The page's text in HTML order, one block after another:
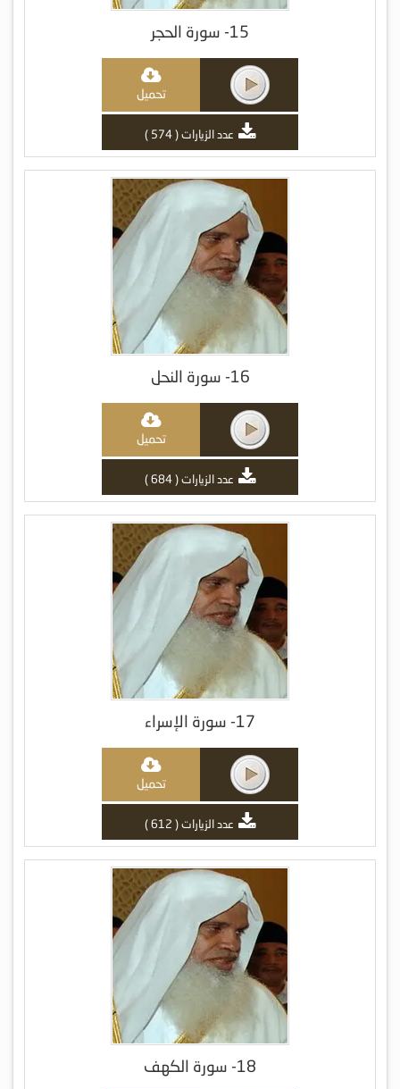
15- سورة الحجر
تحميل
عدد الزيارات ( 574 )
16- سورة النحل
تحميل
عدد الزيارات ( 684 )
17- سورة الإسراء
تحميل
عدد الزيارات ( 612 )
18- سورة الكهف